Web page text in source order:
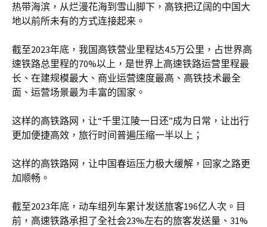
热带海滨，从烂漫花海到雪山脚下，高铁把辽阔的中国大
地以前所未有的方式连接起来。
截至2023年底，我国高铁营业里程达4.5万公里，占世界高
速铁路总里程的70%以上，是世界上高速铁路运营里程最
长、在建规模最大、商业运营速度最高、高铁技术最全
面、运营场景最为丰富的国家。
这样的高铁路网，让“千里江陵一日还”成为日常，让出行
更加便捷高效，旅行时间普遍压缩一半以上；
这样的高铁路网，让中国春运压力极大缓解，回家之路更
加顺畅。
截至2023年底，动车组列车累计发送旅客196亿人次。目
前，高速铁路承担了全社会23%左右的旅客发送量、31%